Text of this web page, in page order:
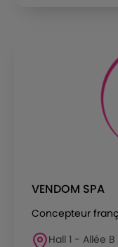
VENDOM SPA
Concepteur
Hall 1 - Allée